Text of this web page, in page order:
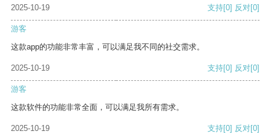
2025-10-19 支持[0] 反对[0]
游客
这款app的功能非常丰富，可以满足我不同的社交需求。
2025-10-19 支持[0] 反对[0]
游客
这款软件的功能非常全面，可以满足我所有需求。
2025-10-19 支持[0] 反对[0]